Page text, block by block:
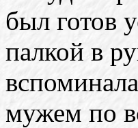
был готов
палкой в
мужем по